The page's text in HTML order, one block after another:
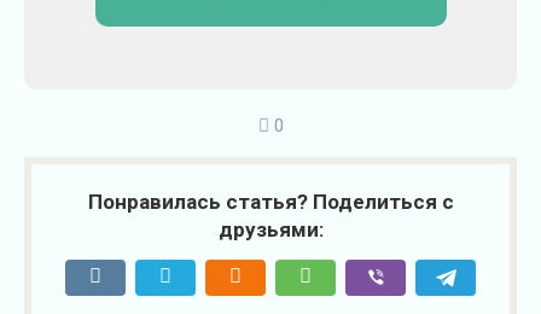
0
Понравилась статья? Поделиться с
друзьями: